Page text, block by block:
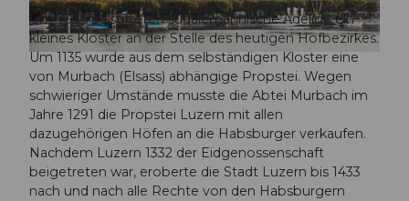
© Luzern Tourismus, Simon Illi |CC-BY-NC-ND
G
_
8
3
6
1
.
j
p
g
Um 735/736 stifteten südalemannische Adelige ein
kleines Kloster an der Stelle des heutigen Hofbezirkes.
Um 1135 wurde aus dem selbständigen Kloster eine
von Murbach (Elsass) abhängige Propstei. Wegen
schwieriger Umstände musste die Abtei Murbach im
Jahre 1291 die Propstei Luzern mit allen
dazugehörigen Höfen an die Habsburger verkaufen.
Nachdem Luzern 1332 der Eidgenossenschaft
beigetreten war, eroberte die Stadt Luzern bis 1433
nach und nach alle Rechte von den Habsburgern